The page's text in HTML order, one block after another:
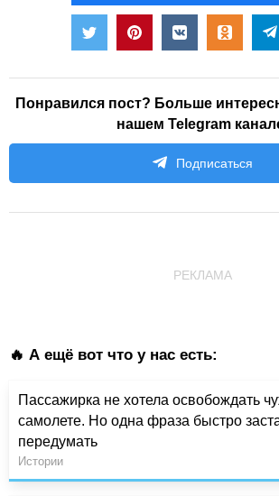
Понравился пост? Больше
нашем Telegram
Подписаться
РЕКЛАМА
🔥 А ещё вот что у нас есть:
Пассажирка не хотела освобождать
самолете. Но одна фраза быстро
передумать
Истории